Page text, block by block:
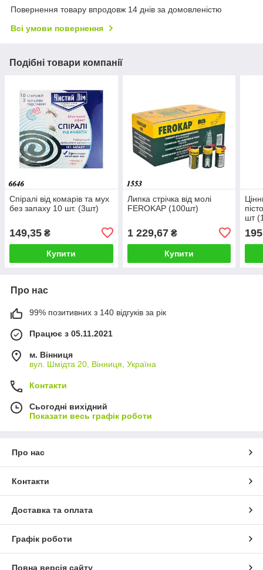
Повернення товару впродовж 14 днів за домовленістю
Всі умови повернення
Подібні товари компанії
Спіралі від комарів та мух
без запаху 10 шт. (3шт)
149,35 ₴
Купити
Липка стрічка від молі
FEROKAP (100шт)
1 229,67₴
Купити
шт
Про нас
99% позитивних з 140 відгуків за рік
Працює з 05.11.2021
м. Вінниця
вул. Шмідта 20, Вінниця, Україна
Контакти
Сьогодні вихідний
Показати весь графік роботи
Про нас
Контакти
Доставка та оплата
Графік роботи
Повна версія сайту